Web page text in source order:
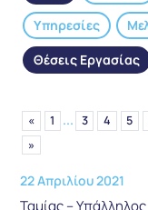
Υπηρεσίες
Θέσεις Εργασίας
« 1 ... 3 4 5
»
22 Απριλίου 2021
Ταμίας –